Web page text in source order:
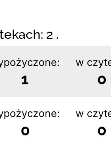
2 .
1
w
0
0
w
0